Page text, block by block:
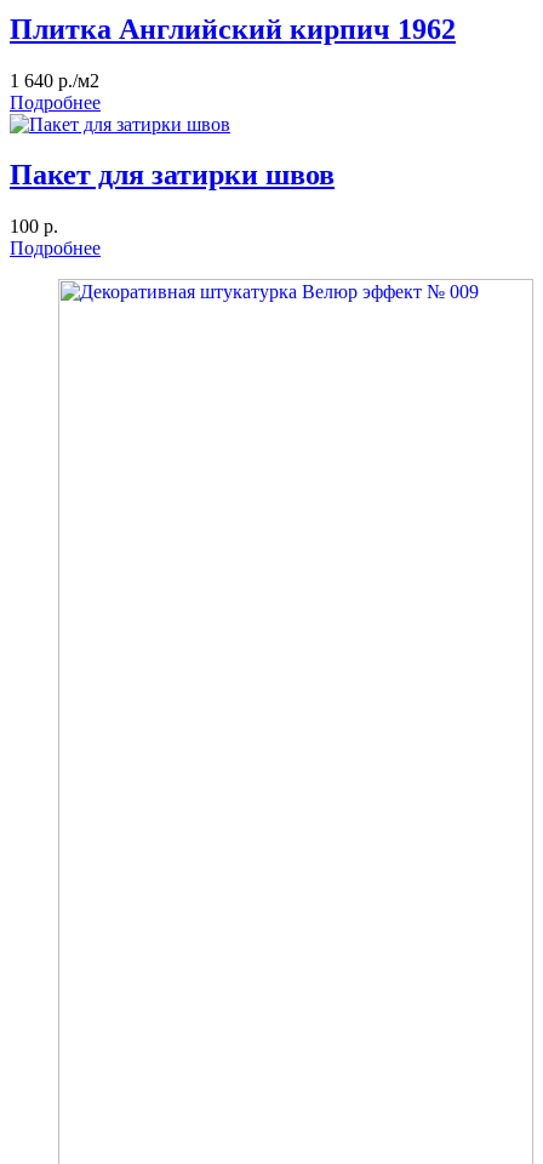
Плитка Английский кирпич 1962
1 640 р./м2
Подробнее
Пакет для затирки швов
100 р.
Подробнее